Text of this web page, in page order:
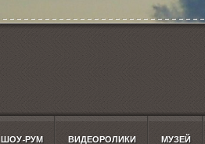
ШОУ-РУМ ВИДЕОРОЛИКИ МУЗЕЙ